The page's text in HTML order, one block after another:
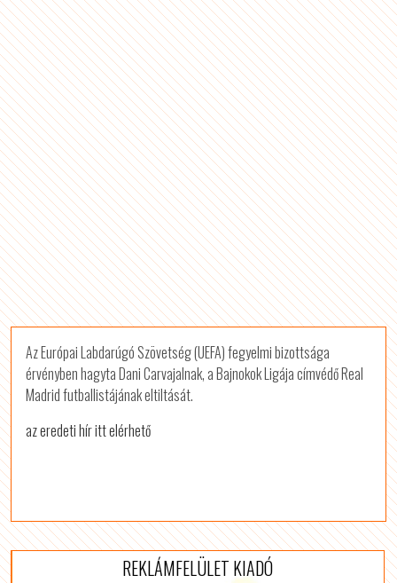
Az Európai Labdarúgó Szövetség (UEFA) fegyelmi bizottsága
érvényben hagyta Dani Carvajalnak, a Bajnokok Ligája címvédő Real
Madrid futballistájának eltiltását.
az eredeti hír itt elérhető
REKLÁMFELÜLET KIADÓ